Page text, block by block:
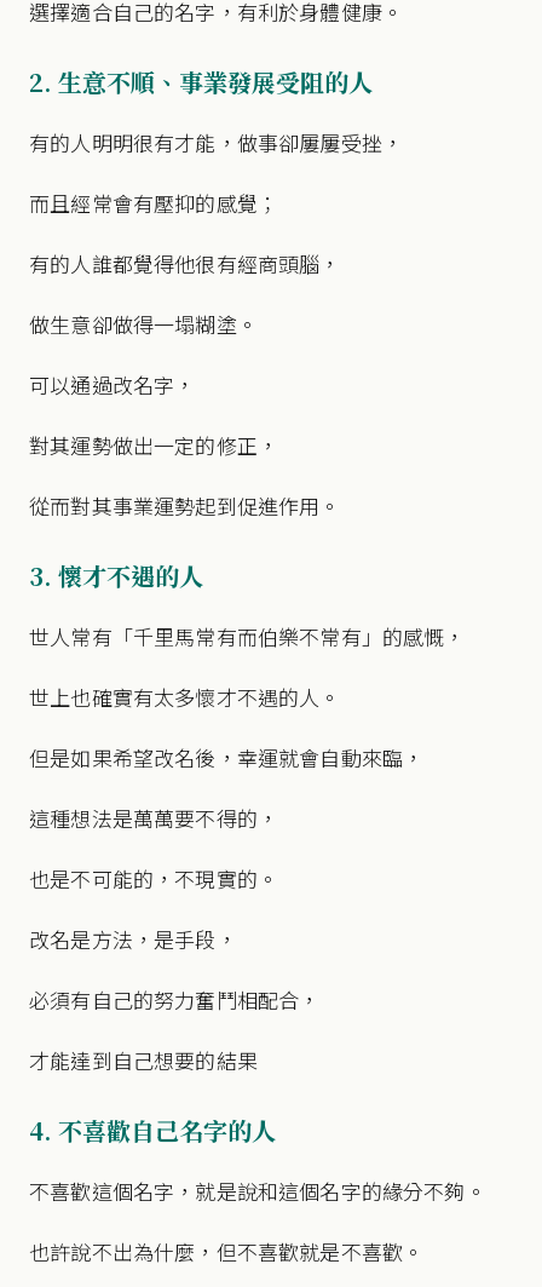
選擇適合自己的名字，有利於身體健康。
2. 生意不順、事業發展受阻的人
有的人明明很有才能，做事卻屢屢受挫，
而且經常會有壓抑的感覺；
有的人誰都覺得他很有經商頭腦，
做生意卻做得一塌糊塗。
可以通過改名字，
對其運勢做出一定的修正，
從而對其事業運勢起到促進作用。
3. 懷才不遇的人
世人常有「千里馬常有而伯樂不常有」的感慨，
世上也確實有太多懷才不遇的人。
但是如果希望改名後，幸運就會自動來臨，
這種想法是萬萬要不得的，
也是不可能的，不現實的。
改名是方法，是手段，
必須有自己的努力奮鬥相配合，
才能達到自己想要的結果
4. 不喜歡自己名字的人
不喜歡這個名字，就是說和這個名字的緣分不夠。
也許說不出為什麼，但不喜歡就是不喜歡。